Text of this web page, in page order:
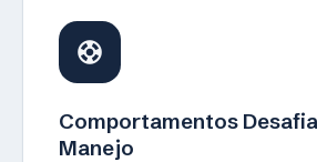
support
Comportamentos
Manejo